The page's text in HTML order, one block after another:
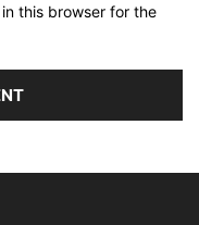
this browser for the